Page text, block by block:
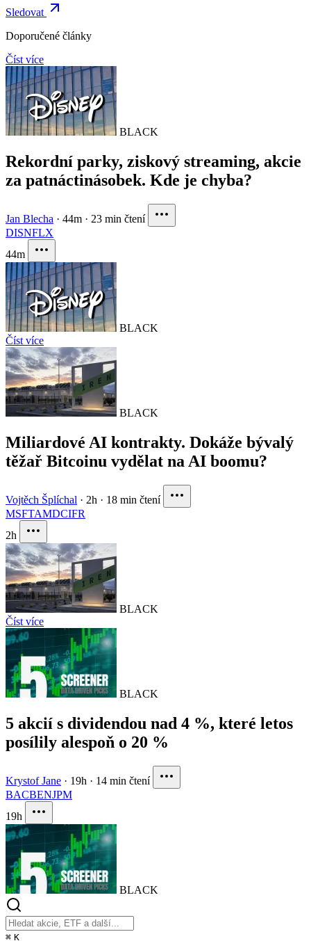
Sledovat
Doporučené články
Číst více
BLACK
Rekordní parky, ziskový streaming, akcie
za patnáctinásobek. Kde je chyba?
Jan Blecha · 44m · 23 min čtení
DISNFLX
44m
BLACK
Číst více
BLACK
Miliardové AI kontrakty. Dokáže bývalý
těžař Bitcoinu vydělat na AI boomu?
Vojtěch Šplíchal · 2h · 18 min čtení
MSFTAMDCIFR
2h
BLACK
Číst více
BLACK
5 akcií s dividendou nad 4 %, které letos
posílily alespoň o 20 %
Krystof Jane · 19h · 14 min čtení
BACBENJPM
19h
BLACK
⌘ K